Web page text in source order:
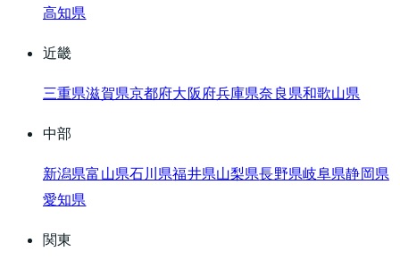
高知県
近畿
三重県滋賀県京都府大阪府兵庫県奈良県和歌山県
中部
新潟県富山県石川県福井県山梨県長野県岐阜県静岡県
愛知県
関東